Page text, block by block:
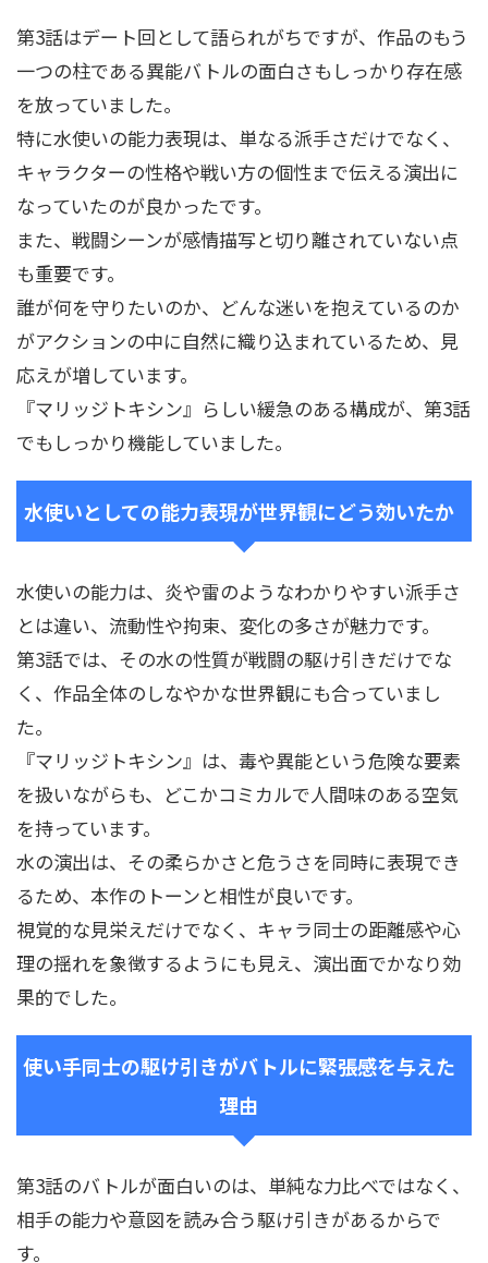
第3話はデート回として語られがちですが、作品のもう
一つの柱である異能バトルの面白さもしっかり存在感
を放っていました。
特に水使いの能力表現は、単なる派手さだけでなく、
キャラクターの性格や戦い方の個性まで伝える演出に
なっていたのが良かったです。
また、戦闘シーンが感情描写と切り離されていない点
も重要です。
誰が何を守りたいのか、どんな迷いを抱えているのか
がアクションの中に自然に織り込まれているため、見
応えが増しています。
『マリッジトキシン』らしい緩急のある構成が、第3話
でもしっかり機能していました。
水使いとしての能力表現が世界観にどう効いたか
水使いの能力は、炎や雷のようなわかりやすい派手さ
とは違い、流動性や拘束、変化の多さが魅力です。
第3話では、その水の性質が戦闘の駆け引きだけでな
く、作品全体のしなやかな世界観にも合っていまし
た。
『マリッジトキシン』は、毒や異能という危険な要素
を扱いながらも、どこかコミカルで人間味のある空気
を持っています。
水の演出は、その柔らかさと危うさを同時に表現でき
るため、本作のトーンと相性が良いです。
視覚的な見栄えだけでなく、キャラ同士の距離感や心
理の揺れを象徴するようにも見え、演出面でかなり効
果的でした。
使い手同士の駆け引きがバトルに緊張感を与えた
理由
第3話のバトルが面白いのは、単純な力比べではなく、
相手の能力や意図を読み合う駆け引きがあるからで
す。